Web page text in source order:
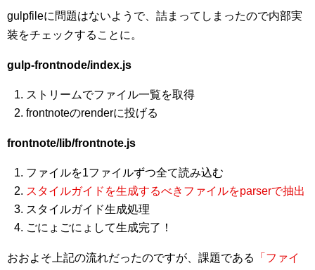
gulpfileに問題はないようで、詰まってしまったので内部実
装をチェックすることに。
gulp-frontnode/index.js
ストリームでファイル一覧を取得
frontnoteのrenderに投げる
frontnote/lib/frontnote.js
ファイルを1ファイルずつ全て読み込む
スタイルガイドを生成するべきファイルをparserで抽出
スタイルガイド生成処理
ごにょごにょして生成完了！
おおよそ上記の流れだったのですが、課題である
「ファイ